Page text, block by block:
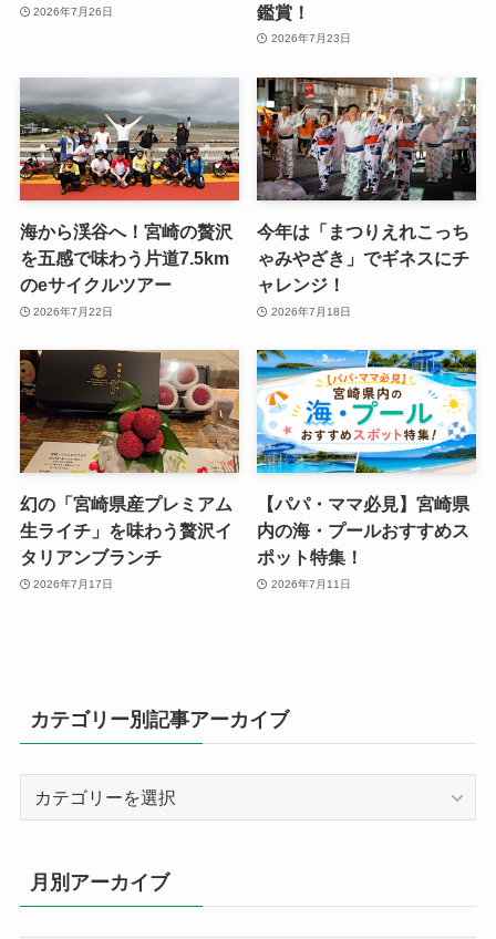
2026年7月26日
鑑賞！
2026年7月23日
海から渓谷へ！宮崎の贅沢
を五感で味わう片道7.5km
のeサイクルツアー
2026年7月22日
今年は「まつりえれこっち
ゃみやざき」でギネスにチ
ャレンジ！
2026年7月18日
幻の「宮崎県産プレミアム
生ライチ」を味わう贅沢イ
タリアンブランチ
2026年7月17日
【パパ・ママ必見】宮崎県
内の海・プールおすすめス
ポット特集！
2026年7月11日
カテゴリー別記事アーカイブ
リ
ー
月別アーカイブ